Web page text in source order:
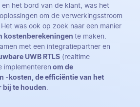
het bord van de klant, was het
om de verwerkingsstroom
was ook op zoek naar een manier
kostenberekeningen te maken.
met een integratiepartner en
UWB RTLS (realtime
implementeren om de
-kosten, de efficiëntie van het
bij te houden.